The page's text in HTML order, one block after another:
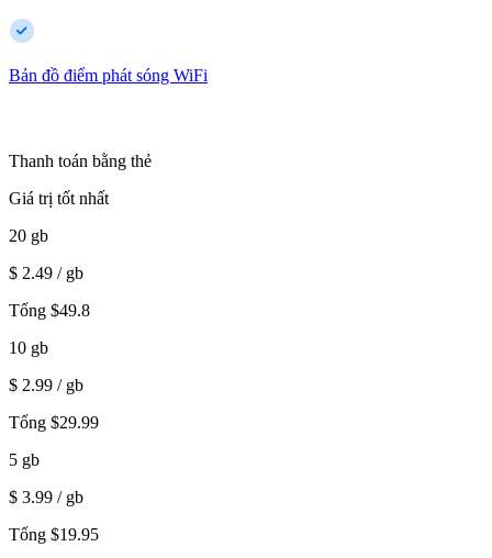
Bản đồ điểm phát sóng WiFi
Thanh toán bằng thẻ
Giá trị tốt nhất
20 gb
$ 2.49 / gb
Tổng $49.8
10 gb
$ 2.99 / gb
Tổng $29.99
5 gb
$ 3.99 / gb
Tổng $19.95